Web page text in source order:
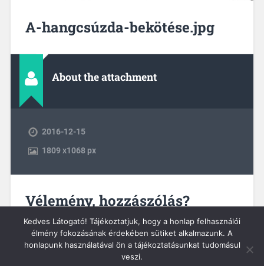
A-hangcsúzda-bekötése.jpg
About the attachment
2016-12-15
1809x1068 px
Vélemény, hozzászólás?
Kedves Látogató! Tájékoztatjuk, hogy a honlap felhasználói
élmény fokozásának érdekében sütiket alkalmazunk. A
honlapunk használatával ön a tájékoztatásunkat tudomásul
veszi.